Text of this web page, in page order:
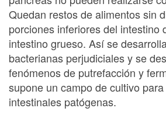
Quedan restos de alimentos sin
porciones inferiores del intestino
intestino grueso. Así se
bacterianas perjudiciales y se
fenómenos de putrefacción y
supone un campo de cultivo
intestinales patógenas.